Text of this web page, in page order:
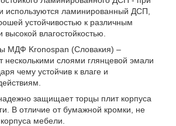
используются ламинированный ДСП,
устойчивостью к различным
влагостойкостью.
МДФ Kronospan (Словакия) –
несколькими слоями глянцевой эмали
чему устойчив к влаге и
защищает торцы плит корпуса
В отличие от бумажной кромки, не
мебели.